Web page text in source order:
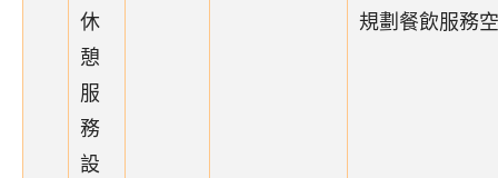
休
憩
服
務
設
規劃餐飲服務